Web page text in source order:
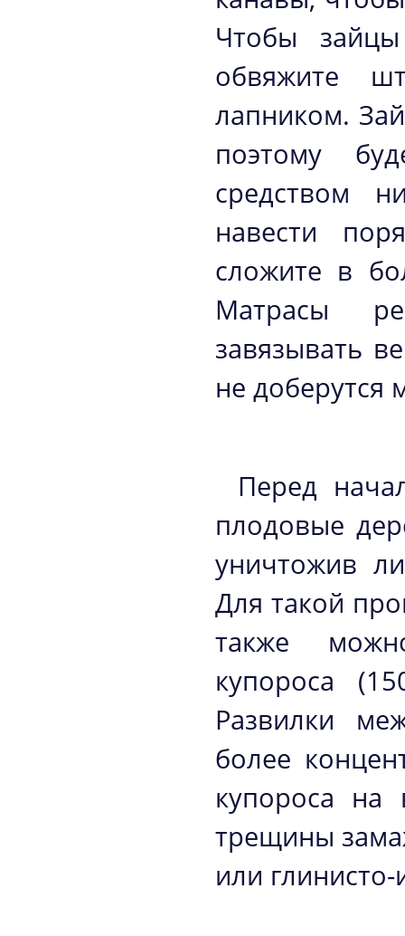
Чтобы
обвяжите
лапником.
поэтому
средством
навести
сложите в
Матрасы
завязывать
не
Перед
плодовые
уничтожив
Для такой
также
купороса
Развилки
более
купороса на
трещины
или